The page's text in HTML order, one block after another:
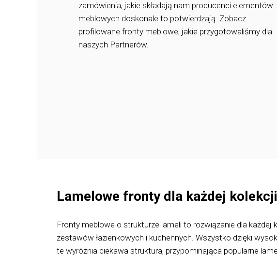
zamówienia, jakie składają nam producenci elementów
meblowych doskonale to potwierdzają. Zobacz
profilowane fronty meblowe, jakie przygotowaliśmy dla
naszych Partnerów.
Lamelowe fronty dla każdej kolekcji
Fronty meblowe o strukturze lameli to rozwiązanie dla
zestawów łazienkowych i kuchennych. Wszystko dzięki
te wyróżnia ciekawa struktura, przypominająca popularne